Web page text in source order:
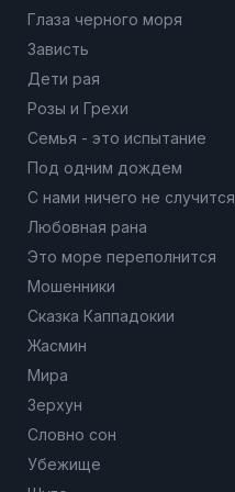
Глаза черного моря
Зависть
Дети рая
Розы и Грехи
Семья - это испытание
Под одним дождем
С нами ничего не случится
Любовная рана
Это море переполнится
Мошенники
Сказка Каппадокии
Жасмин
Мира
Зерхун
Словно сон
Убежище